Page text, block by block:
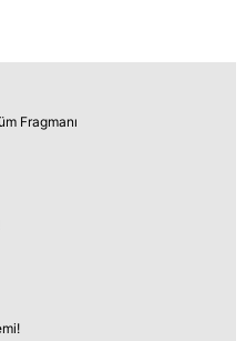
Fragmanı